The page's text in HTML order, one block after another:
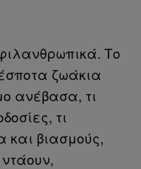
Το
ζωάκια
ανέβασα, τι
τι
και βιασμούς,